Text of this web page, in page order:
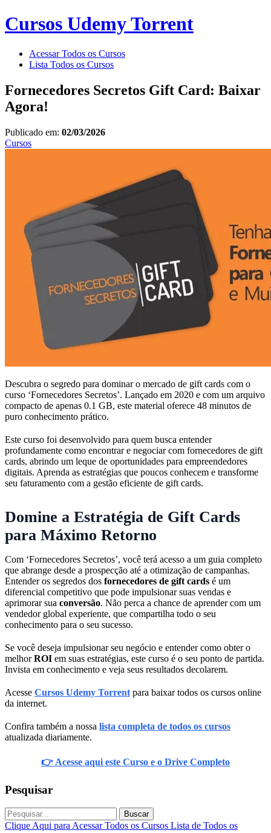
Cursos Udemy Torrent
Acessar Todos os Cursos
Lista Todos os Cursos
Fornecedores Secretos Gift Card: Baixar
Agora!
Publicado em: 02/03/2026
Cursos
Descubra o segredo para dominar o mercado de gift cards com o
curso ‘Fornecedores Secretos’. Lançado em 2020 e com um arquivo
compacto de apenas 0.1 GB, este material oferece 48 minutos de
puro conhecimento prático.
Este curso foi desenvolvido para quem busca entender
profundamente como encontrar e negociar com fornecedores de gift
cards, abrindo um leque de oportunidades para empreendedores
digitais. Aprenda as estratégias que poucos conhecem e transforme
seu faturamento com a gestão eficiente de gift cards.
Domine a Estratégia de Gift Cards
para Máximo Retorno
Com ‘Fornecedores Secretos’, você terá acesso a um guia completo
que abrange desde a prospecção até a otimização de campanhas.
Entender os segredos dos fornecedores de gift cards é um
diferencial competitivo que pode impulsionar suas vendas e
aprimorar sua conversão. Não perca a chance de aprender com um
vendedor global experiente, que compartilha todo o seu
conhecimento para o seu sucesso.
Se você deseja impulsionar seu negócio e entender como obter o
melhorROI em suas estratégias, este curso é o seu ponto de partida.
Invista em conhecimento e veja seus resultados decolarem.
Acesse Cursos Udemy Torrent para baixar todos os cursos online
da internet.
Confira também a nossa lista completa de todos os cursos
atualizada diariamente.
👉 Acesse aqui este Curso e o Drive Completo
Pesquisar
Buscar
Clique Aqui para Acessar Todos os Cursos Lista de Todos os